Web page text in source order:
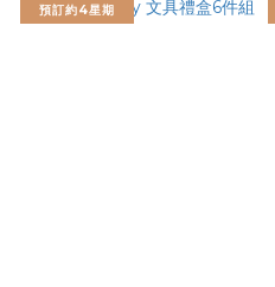
預訂約4星期